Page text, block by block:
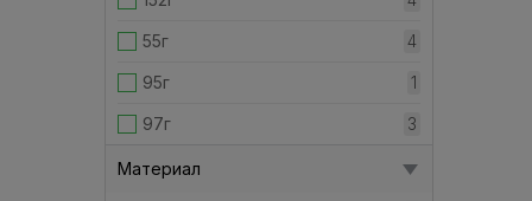
250 мм 1
275 мм 2
28см 7
55г 4
95г 1
97г 3
Материал